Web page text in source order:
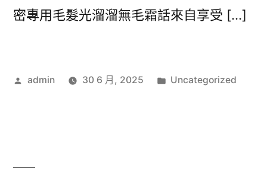
密專用毛髮光溜溜無毛霜話來自享受 […]
作
admin 30 6 月, 2025
分
Uncategorized